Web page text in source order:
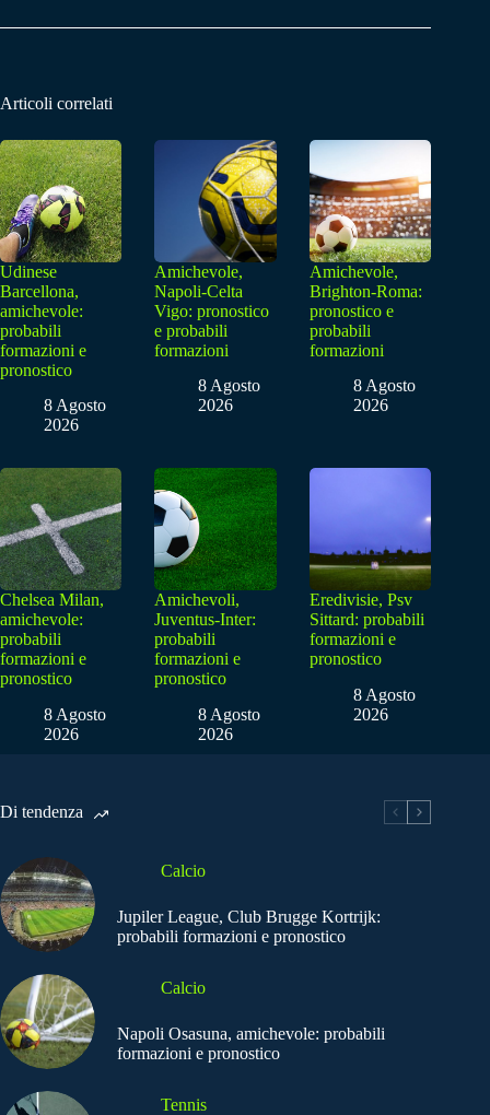
Articoli correlati
Udinese
Barcellona,
amichevole:
probabili
formazioni e
pronostico
8 Agosto
2026
Amichevole,
Napoli-Celta
Vigo: pronostico
e probabili
formazioni
8 Agosto
2026
Amichevole,
Brighton-Roma:
pronostico e
probabili
formazioni
8 Agosto
2026
Chelsea Milan,
amichevole:
probabili
formazioni e
pronostico
8 Agosto
2026
Amichevoli,
Juventus-Inter:
probabili
formazioni e
pronostico
8 Agosto
2026
Eredivisie, Psv
Sittard: probabili
formazioni e
pronostico
8 Agosto
2026
Di tendenza
Calcio
Jupiler League, Club Brugge Kortrijk:
probabili formazioni e pronostico
Calcio
Napoli Osasuna, amichevole: probabili
formazioni e pronostico
Tennis